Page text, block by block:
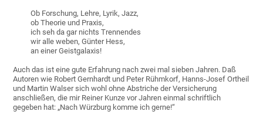
Ob Forschung, Lehre, Lyrik, Jazz,
ob Theorie und Praxis,
ich seh da gar nichts Trennendes
wir alle weben, Günter Hess,
an einer Geistgalaxis!
Auch das ist eine gute Erfahrung nach zwei mal sieben Jahren. Daß
Autoren wie Robert Gernhardt und Peter Rühmkorf, Hanns-Josef Ortheil
und Martin Walser sich wohl ohne Abstriche der Versicherung
anschließen, die mir Reiner Kunze vor Jahren einmal schriftlich
gegeben hat: „Nach Würzburg komme ich gerne!“